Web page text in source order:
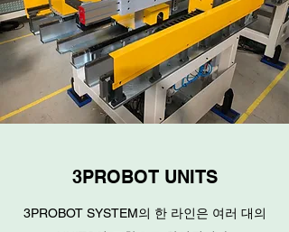
3PROBOT UNITS
3PROBOT SYSTEM의 한 라인은 여러 대의